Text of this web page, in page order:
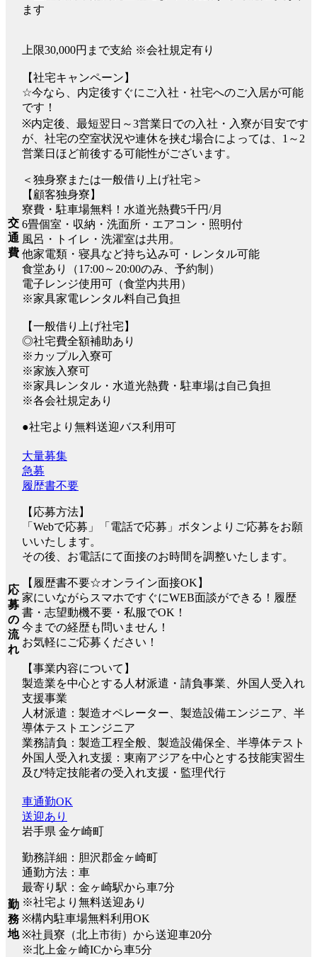
ます
交
通
費
上限30,000円まで支給 ※会社規定有り
【社宅キャンペーン】
☆今なら、内定後すぐにご入社・社宅へのご入居が可能
です！
※内定後、最短翌日～3営業日での入社・入寮が目安です
が、社宅の空室状況や連休を挟む場合によっては、1～2
営業日ほど前後する可能性がございます。
＜独身寮または一般借り上げ社宅＞
【顧客独身寮】
寮費・駐車場無料！水道光熱費5千円/月
6畳個室・収納・洗面所・エアコン・照明付
風呂・トイレ・洗濯室は共用。
他家電類・寝具など持ち込み可・レンタル可能
食堂あり（17:00～20:00のみ、予約制）
電子レンジ使用可（食堂内共用）
※家具家電レンタル料自己負担
【一般借り上げ社宅】
◎社宅費全額補助あり
※カップル入寮可
※家族入寮可
※家具レンタル・水道光熱費・駐車場は自己負担
※各会社規定あり
●社宅より無料送迎バス利用可
応
募
の
流
れ
大量募集
急募
履歴書不要
【応募方法】
「Webで応募」「電話で応募」ボタンよりご応募をお願
いいたします。
その後、お電話にて面接のお時間を調整いたします。
【履歴書不要☆オンライン面接OK】
家にいながらスマホですぐにWEB面談ができる！履歴
書・志望動機不要・私服でOK！
今までの経歴も問いません！
お気軽にご応募ください！
【事業内容について】
製造業を中心とする人材派遣・請負事業、外国人受入れ
支援事業
人材派遣：製造オペレーター、製造設備エンジニア、半
導体テストエンジニア
業務請負：製造工程全般、製造設備保全、半導体テスト
外国人受入れ支援：東南アジアを中心とする技能実習生
及び特定技能者の受入れ支援・監理代行
勤
務
地
車通勤OK
送迎あり
岩手県 金ケ崎町
勤務詳細：胆沢郡金ヶ崎町
通勤方法：車
最寄り駅：金ヶ崎駅から車7分
※社宅より無料送迎あり
※構内駐車場無料利用OK
※社員寮（北上市街）から送迎車20分
※北上金ヶ崎ICから車5分